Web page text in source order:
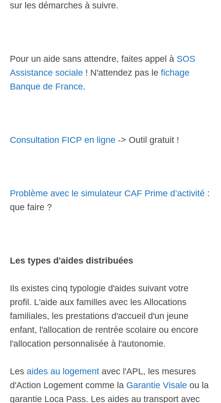
sur les démarches à suivre.
Pour un aide sans attendre, faites appel à SOS
Assistance sociale ! N'attendez pas le fichage
Banque de France.
Consultation FICP en ligne -> Outil gratuit !
Problème avec le simulateur CAF Prime d’activité :
que faire ?
Les types d'aides distribuées
Ils existes cinq typologie d'aides suivant votre
profil. L'aide aux familles avec les Allocations
familiales, les prestations d'accueil d'un jeune
enfant, l'allocation de rentrée scolaire ou encore
l'allocation personnalisée à l'autonomie.
Les aides au logement avec l'APL, les mesures
d'Action Logement comme la Garantie Visale ou la
garantie Loca Pass. Les aides au transport avec